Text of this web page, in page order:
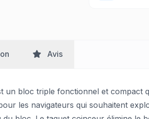
Avis
un bloc triple fonctionnel et compact
les navigateurs qui souhaitent